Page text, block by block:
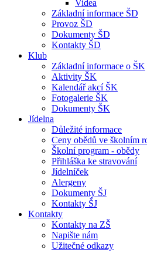
Videa
Základní informace ŠD
Provoz ŠD
Dokumenty ŠD
Kontakty ŠD
Klub
Základní informace o ŠK
Aktivity ŠK
Kalendář akcí ŠK
Fotogalerie ŠK
Dokumenty ŠK
Jídelna
Důležité informace
Ceny obědů ve školním
Školní program - obědy
Přihláška ke stravování
Jídelníček
Alergeny
Dokumenty ŠJ
Kontakty ŠJ
Kontakty
Kontakty na ZŠ
Napište nám
Užitečné odkazy